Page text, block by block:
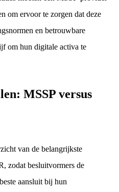
om ervoor te zorgen dat deze
en betrouwbare
om hun digitale activa te
MSSP versus
van de belangrijkste
zodat besluitvormers de
aansluit bij hun